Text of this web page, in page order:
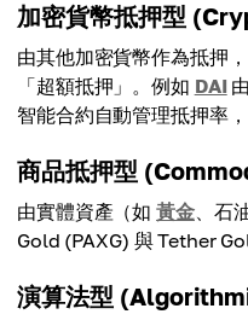
加密貨幣抵押型
由其他加密貨幣作為抵押
「超額抵押」。例如 DAI
智能合約自動管理抵押率
商品抵押型
由實體資產（如黃金、石
Gold (PAXG) 與 Tether
演算法型